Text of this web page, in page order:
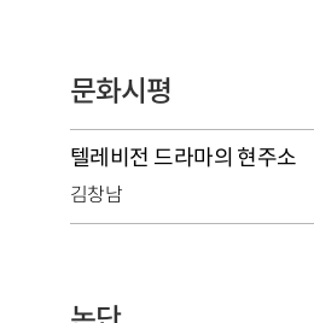
문화시평
텔레비전 드라마의 현주소
김창남